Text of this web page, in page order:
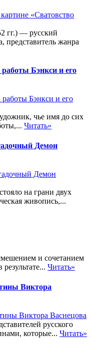
гг.) — русский
жанра
Бэнкси и его
чье имя до сих
Читать»
Демон
на грани двух
живопись,...
и сочетанием
Читать»
Виктора
русского
которые... Читать»